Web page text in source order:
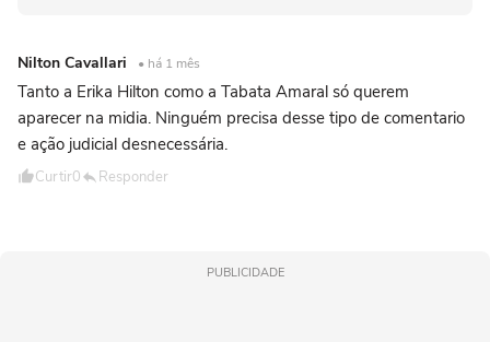
Nilton Cavallari • há 1 mês
Tanto a Erika Hilton como a Tabata Amaral só querem
aparecer na midia. Ninguém precisa desse tipo de comentario
e ação judicial desnecessária.
Curtir0 Responder
PUBLICIDADE